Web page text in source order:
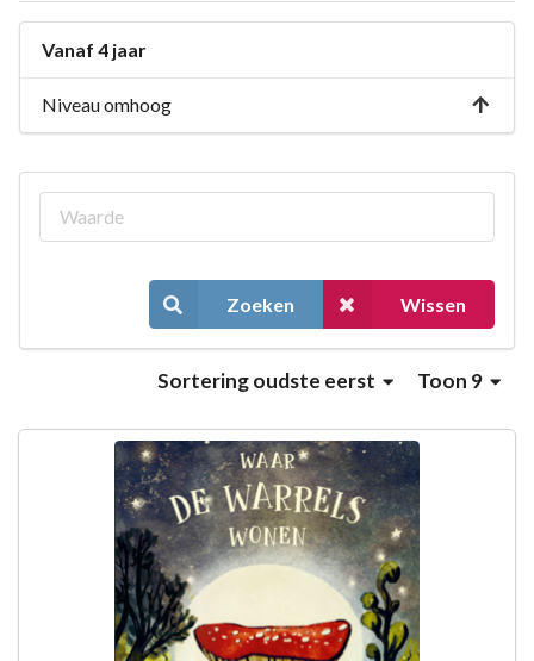
Vanaf 4 jaar
Niveau omhoog
Zoeken Wissen
Toon 9
Sorteringoudste eerst